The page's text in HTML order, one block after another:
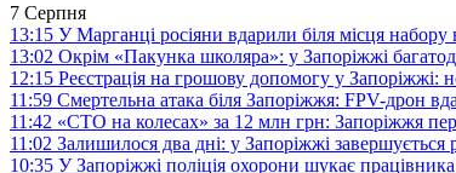
7 Серпня
13:15 У Марганці росіяни вдарили біля місця
13:02 Окрім «Пакунка школяра»: у Запоріжжі
12:15 Реєстрація на грошову допомогу у Запоріжжі:
11:59 Смертельна атака біля Запоріжжя: FPV-дрон
11:42 «СТО на колесах» за 12 млн грн: Запоріжжя
11:02 Залишилося два дні: у Запоріжжі завершується
10:35 У Запоріжжі поліція охорони шукає